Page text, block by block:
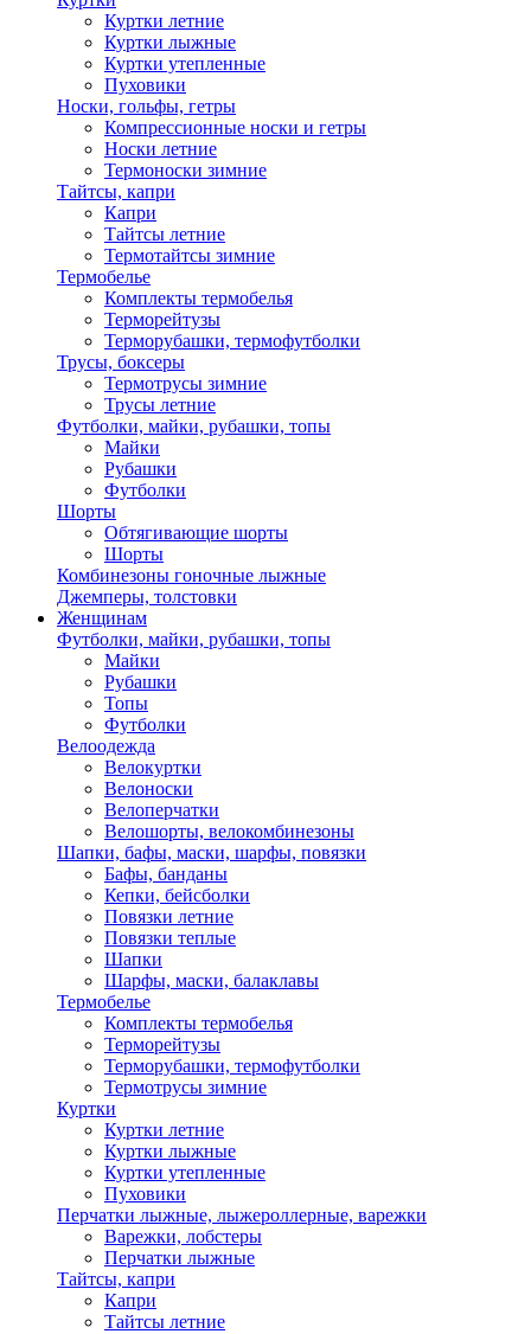
Куртки летние
Куртки лыжные
Куртки утепленные
Пуховики
Носки, гольфы, гетры
Компрессионные носки и гетры
Носки летние
Термоноски зимние
Тайтсы, капри
Капри
Тайтсы летние
Термотайтсы зимние
Термобелье
Комплекты термобелья
Терморейтузы
Терморубашки, термофутболки
Трусы, боксеры
Термотрусы зимние
Трусы летние
Футболки, майки, рубашки, топы
Майки
Рубашки
Футболки
Шорты
Обтягивающие шорты
Шорты
Комбинезоны гоночные лыжные
Джемперы, толстовки
Женщинам
Футболки, майки, рубашки, топы
Майки
Рубашки
Топы
Футболки
Велоодежда
Велокуртки
Велоноски
Велоперчатки
Велошорты, велокомбинезоны
Шапки, бафы, маски, шарфы, повязки
Бафы, банданы
Кепки, бейсболки
Повязки летние
Повязки теплые
Шапки
Шарфы, маски, балаклавы
Термобелье
Комплекты термобелья
Терморейтузы
Терморубашки, термофутболки
Термотрусы зимние
Куртки
Куртки летние
Куртки лыжные
Куртки утепленные
Пуховики
Перчатки лыжные, лыжероллерные, варежки
Варежки, лобстеры
Перчатки лыжные
Тайтсы, капри
Капри
Тайтсы летние